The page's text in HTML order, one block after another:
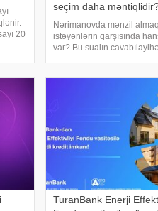
20
seçim daha
Nərimanovda mənzil almaq
istəyənlərin qarşısında
var? Bu sualın
TuranBank Enerji